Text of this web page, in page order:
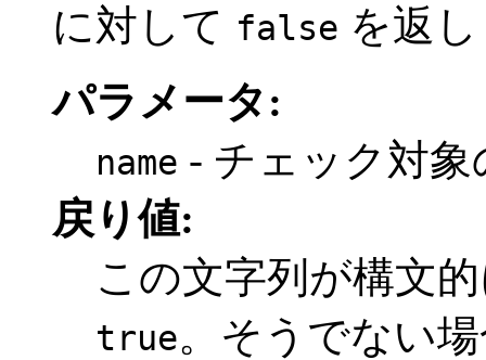
に対して false を返
パラメータ:
name - チェック対象
戻り値:
この文字列が構文
true。そうでない